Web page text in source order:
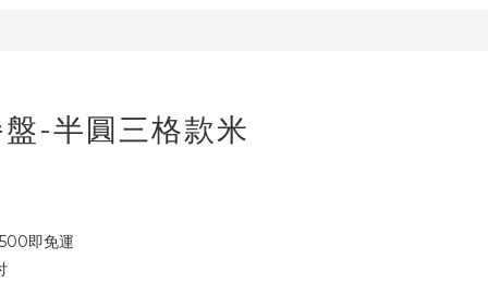
-半圓三格款米
即免運